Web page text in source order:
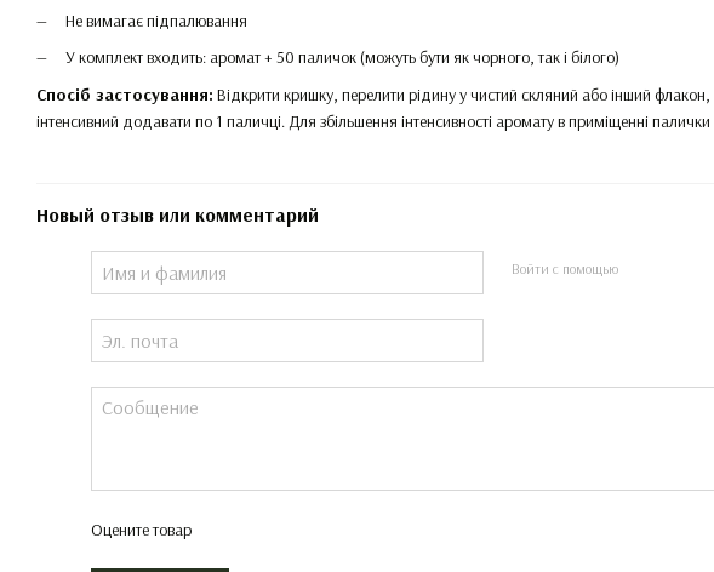
Не вимагає підпалювання
У комплект входить: аромат + 50 паличок (можуть бути як чорного, так і білого)
Спосіб застосування: Відкрити кришку, перелити рідину у чистий скляний або інший
інтенсивний додавати по 1 паличці. Для збільшення інтенсивності аромату в приміщенні
Новый отзыв или комментарий
Войти с помощью
Оцените товар